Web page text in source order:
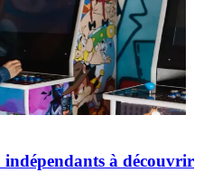
à découvrir